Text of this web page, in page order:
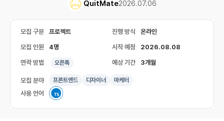
QuitMate2026.07.06
모집 구분 프로젝트 진행 방식 온라인
모집 인원 4명 시작 예정 2026.08.08
연락 방법 오픈톡 예상 기간 3개월
모집 분야 프론트엔드 디자이너 마케터
사용 언어